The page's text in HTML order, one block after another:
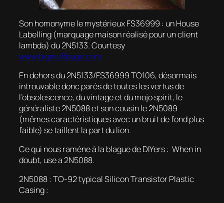
Son homonyme le mystérieux FS36999 : unHouse
Labelling (marquage maison réalisé pour un client
lambda) du 2N5133.Courtesy
www.bigmuffpage.com
En dehors du 2N5133/FS36999 TO106, désormais
introuvable donc parés de toutes les vertus de
l’obsolescence, du vintage et dumojo spirit, le
généraliste 2N5088 et son cousin le 2N5089
(mêmes caractéristiques avec un bruit de fond plus
faible) se taillent la part du lion.
Ce qui nous ramène à la blague de DIYers : When in
doubt, use a 2N5088.
2N5088 : TO-92 typical Silicon Transistor Plastic
Casing :